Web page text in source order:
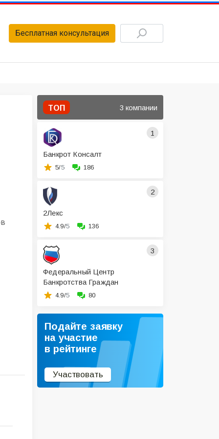
Бесплатная консультация
ТОП 3 компании
1
Банкрот Консалт
5/5 186
2
2Лекс
4.9/5 136
3
Федеральный Центр
Банкротства Граждан
4.9/5 80
Подайте заявку
на участие
в рейтинге
Участвовать